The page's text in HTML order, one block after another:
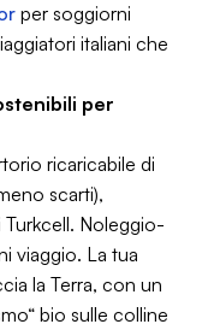
per soggiorni
italiani che
per
ricaricabile di
scarti),
Noleggio-
viaggio. La tua
la Terra, con un
bio sulle colline